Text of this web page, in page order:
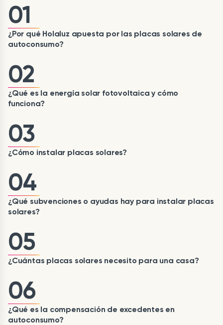
01
¿Por qué Holaluz apuesta por las placas solares de
autoconsumo?
02
¿Qué es la energía solar fotovoltaica y cómo
funciona?
03
¿Cómo instalar placas solares?
04
¿Qué subvenciones o ayudas hay para instalar placas
solares?
05
¿Cuántas placas solares necesito para una casa?
06
¿Qué es la compensación de excedentes en
autoconsumo?